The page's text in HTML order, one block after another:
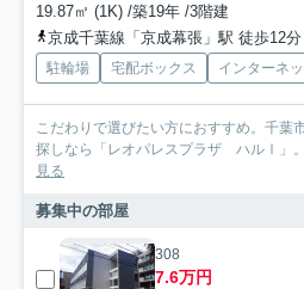
19.87㎡ (1K) /築19年 /3階建
京成千葉線「京成幕張」駅 徒歩12分
駐輪場 宅配ボックス インターネ
こだわりで選びたい方におすすめ。千葉
探しなら「レオパレスプラザ ハルⅠ」
見る
募集中の部屋
308
7.6万円